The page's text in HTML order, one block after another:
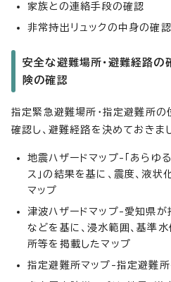
家族との連絡手段の確認
非常持出リュックの中身の確
安全な避難場所・避難経路の
険の確認
指定緊急避難場所・指定避難所の
確認し、避難経路を決めておきまし
地震ハザードマップ-「あらゆ
ス」の結果を基に、震度、液状
マップ
津波ハザードマップ-愛知県
などを基に、浸水範囲、基準
所等を掲載したマップ
指定避難所マップ-指定避難所